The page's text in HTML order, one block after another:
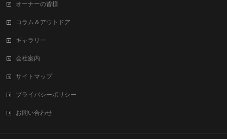
オーナーの皆様
コラム＆アウトドア
ギャラリー
会社案内
サイトマップ
プライバシーポリシー
お問い合わせ